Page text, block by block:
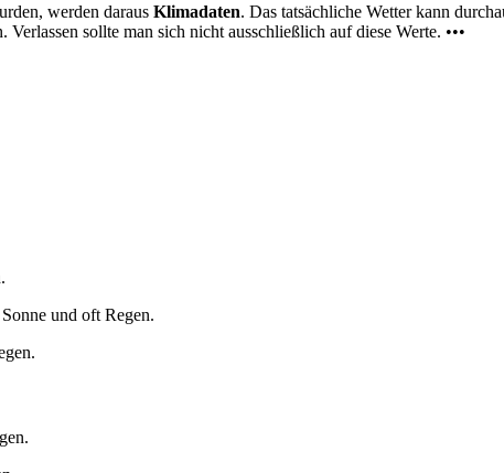
werden daraus Klimadaten. Das tatsächliche Wetter kann
sollte man sich nicht ausschließlich auf diese Werte. •••
und oft Regen.